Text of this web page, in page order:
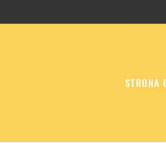
STRONA